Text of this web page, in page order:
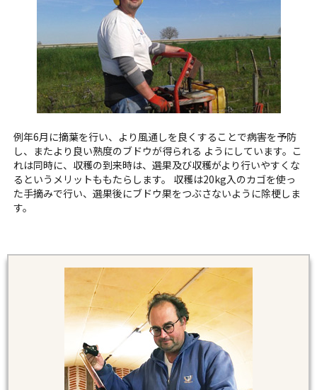
例年6月に摘葉を行い、より風通しを良くすることで病害を予防
し、またより良い熟度のブドウが得られる ようにしています。こ
れは同時に、収穫の到来時は、選果及び収穫がより行いやすくな
るというメリットももたらします。 収穫は20kg入のカゴを使っ
た手摘みで行い、選果後にブドウ果をつぶさないように除梗しま
す。